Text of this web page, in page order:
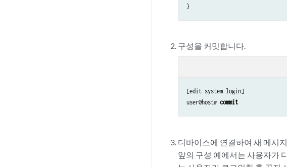
구성을 커밋합니다.
[edit system login]
user@host# commit
디바이스에 연결하여 새 메시
앞의 구성 예에서는 사용자가